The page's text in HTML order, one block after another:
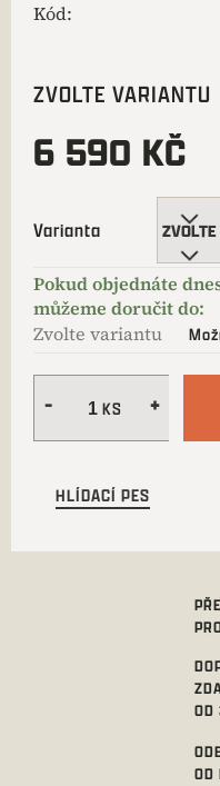
Kód:
ZVOLTE VARIANTU
6 590 KČ
Varianta
Zvolte variantu
HLÍDACÍ PES